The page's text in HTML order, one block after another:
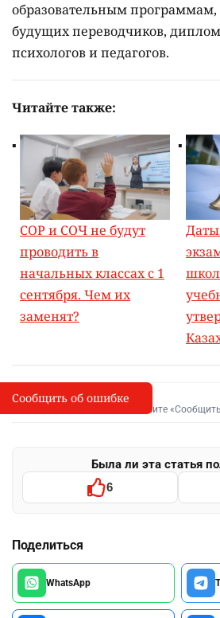
образовательным
будущих переводчиков,
психологов и педагогов.
Читайте также:
СОР и СОЧ не будут
проводить в
начальных классах с 1
сентября. Чем их
заменят?
I
Сообщить об опечатке
Выделите фрагмент и нажмите
Была ли эта статья
6
Поделиться
WhatsApp
Сообщить об ошибке